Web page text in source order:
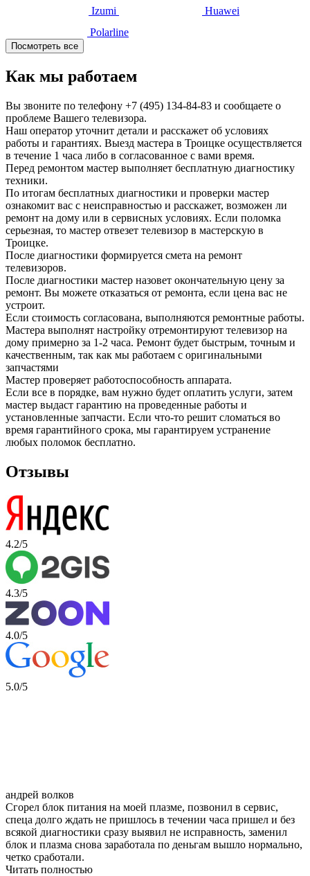
Izumi
Huawei
Polarline
Посмотреть все
Как мы работаем
Вы звоните по телефону +7 (495) 134-84-83 и сообщаете о
проблеме Вашего телевизора.
Наш оператор уточнит детали и расскажет об условиях
работы и гарантиях. Выезд мастера в Троицке осуществляется
в течение 1 часа либо в согласованное с вами время.
Перед ремонтом мастер выполняет бесплатную диагностику
техники.
По итогам бесплатных диагностики и проверки мастер
ознакомит вас с неисправностью и расскажет, возможен ли
ремонт на дому или в сервисных условиях. Если поломка
серьезная, то мастер отвезет телевизор в мастерскую в
Троицке.
После диагностики формируется смета на ремонт
телевизоров.
После диагностики мастер назовет окончательную цену за
ремонт. Вы можете отказаться от ремонта, если цена вас не
устроит.
Если стоимость согласована, выполняются ремонтные работы.
Мастера выполнят настройку отремонтируют телевизор на
дому примерно за 1-2 часа. Ремонт будет быстрым, точным и
качественным, так как мы работаем с оригинальными
запчастями
Мастер проверяет работоспособность аппарата.
Если все в порядке, вам нужно будет оплатить услуги, затем
мастер выдаст гарантию на проведенные работы и
установленные запчасти. Если что-то решит сломаться во
время гарантийного срока, мы гарантируем устранение
любых поломок бесплатно.
Отзывы
4.2/5
4.3/5
4.0/5
5.0/5
андрей волков
Сгорел блок питания на моей плазме, позвонил в сервис,
спеца долго ждать не пришлось в течении часа пришел и без
всякой диагностики сразу выявил не исправность, заменил
блок и плазма снова заработала по деньгам вышло нормально,
четко сработали.
Читать полностью